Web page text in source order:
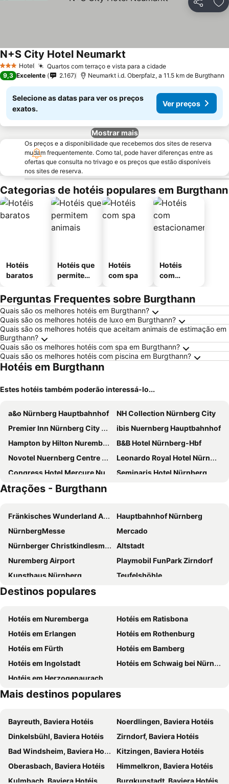
Partilhar
3 EstrelasHotel Quartos com terraço e vista para a cidade
N+S City Hotel Neumarkt
9,3 Excelente 2.167 Neumarkt i.d. Oberpfalz, a 11.5 km de Burgthann
Selecione as datas para ver os preços
exatos.
Ver preços
Mostrar mais
Os preços e a disponibilidade que recebemos dos sites de reserva
mudam frequentemente. Como tal, pode haver diferenças entre as
ofertas que consulta no trivago e os preços que estão disponíveis
nos sites de reserva.
Categorias de hotéis populares em Burgthann
Hotéis
baratos
Hotéis que
permitem
Hotéis
com spa
Hotéis
com
mento
Perguntas Frequentes sobre Burgthann
Quais são os melhores hotéis em Burgthann?
Quais são os melhores hotéis de luxo em Burgthann?
Quais são os melhores hotéis que aceitam animais de estimação em
Burgthann?
Quais são os melhores hotéis com spa em Burgthann?
Quais são os melhores hotéis com piscina em Burgthann?
Hotéis em Burgthann
Estes hotéis também poderão interessá-lo...
a&o Nürnberg Hauptbahnhof
NH Collection Nürnberg City
Premier Inn Nürnberg City Centre
ibis Nuernberg Hauptbahnhof
Hampton by Hilton Nuremberg City Centre
B&B Hotel Nürnberg-Hbf
Novotel Nuernberg Centre Ville
Leonardo Royal Hotel Nürnberg
Congress Hotel Mercure Nuernberg an der Messe
Seminaris Hotel Nürnberg
Novina Hotel Wöhrdersee Nürnberg City
Gästehaus Palmengarten
Panorama-Gasthof Burgschänke
Arvena Park Hotel
Arvena Messe
1, 2, sleep Hostel Nürnberg Messe
Hotel Erlenstegen
ibis budget Nuernberg City Messe
Hotel Central City Hbf Nürnberg
art & business hotel Nürnberg
Serways Hotel Feucht Ost
Park Inn by Radisson Neumarkt
numberOne Hotel
Hotel-Gasthof Weisses Ross
Hotel Wilder Mann
Zum wilden Mann
DORMERO Schlosshotel Reichenschwand
Hotel Gerhard
Best Western Hotel Nürnberg am Hauptbahnhof
Behringers City Hotel Nürnberg
Hotel Elisei
The Cloud One Nürnberg, by the Motel One Group
Atrações - Burgthann
Fränkisches Wunderland Amusement Park
Hauptbahnhof Nürnberg
NürnbergMesse
Mercado
Nürnberger Christkindlesmarkt
Altstadt
Nuremberg Airport
Playmobil FunPark Zirndorf
Kunsthaus Nürnberg
Teufelshöhle
Rock im Park
Sankt Katharina Nürnberg
Hauptmarkt
Sankt Elisabeth-Kirche
Kaiserburg
Wülzburg
Norisring - Rennen der DTM
Zoo
Strandhaus
Dokumentationszentrum Reichsparteitagsgelände
Hirtenmuseum
Modellbahnmuseum Muggendorf
Turm der Sinne
Destinos populares
Hotéis em Nuremberga
Hotéis em Ratisbona
Hotéis em Erlangen
Hotéis em Rothenburg
Hotéis em Fürth
Hotéis em Bamberg
Hotéis em Ingolstadt
Hotéis em Schwaig bei Nürnberg
Hotéis em Herzogenaurach
Mais destinos populares
Bayreuth, Baviera Hotéis
Noerdlingen, Baviera Hotéis
Dinkelsbühl, Baviera Hotéis
Zirndorf, Baviera Hotéis
Bad Windsheim, Baviera Hotéis
Kitzingen, Baviera Hotéis
Oberasbach, Baviera Hotéis
Himmelkron, Baviera Hotéis
Kulmbach, Baviera Hotéis
Burgkunstadt, Baviera Hotéis